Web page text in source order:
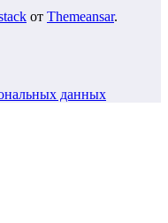
от Themeansar.
данных